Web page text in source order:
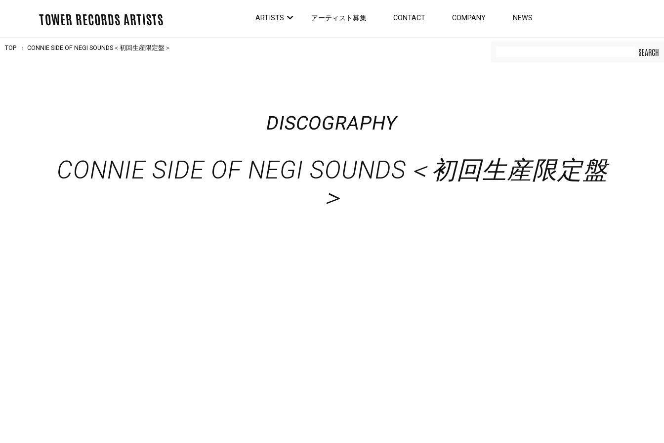
TOWER RECORDS ARTISTS ARTISTS アーティスト募集 CONTACT COMPANY NEWS
TOP CONNIE SIDE OF NEGI SOUNDS＜初回生産限定盤＞
DISCOGRAPHY
CONNIE SIDE OF NEGI SOUNDS＜初回生産限定盤
＞